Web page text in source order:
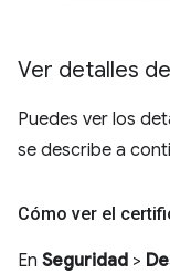
Ver detalles
Puedes ver los
se describe a
Cómo ver el
En Seguridad >